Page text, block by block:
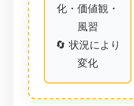
化・価値観・
風習
🔄 状況により
変化